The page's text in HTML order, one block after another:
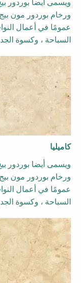
ويسمى أيضا بوردور
ورخام بوردور مون
عمومًا في أعمال
السباحة ، وكسوة
كاميليا
ويسمى أيضا بوردور
ورخام بوردور مون
عمومًا في أعمال
السباحة ، وكسوة